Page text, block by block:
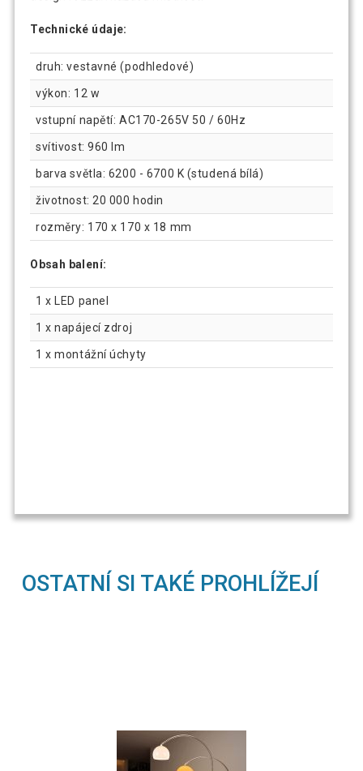
Technické údaje:
druh: vestavné (podhledové)
výkon: 12 w
vstupní napětí: AC170-265V 50 / 60Hz
svítivost: 960 lm
barva světla: 6200 - 6700 K (studená bílá)
životnost: 20 000 hodin
rozměry: 170 x 170 x 18 mm
Obsah balení:
1 x LED panel
1 x napájecí zdroj
1 x montážní úchyty
OSTATNÍ SI TAKÉ PROHLÍŽEJÍ